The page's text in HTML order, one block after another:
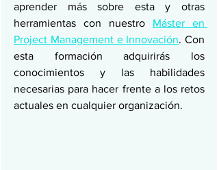
aprender más sobre esta y otras
herramientas con nuestro Máster en
Project Management e Innovación. Con
esta formación adquirirás los
conocimientos y las habilidades
necesarias para hacer frente a los retos
actuales en cualquier organización.